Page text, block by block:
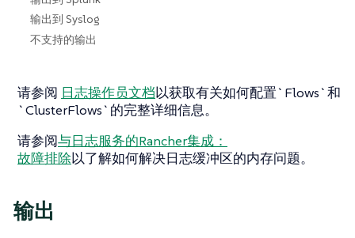
输出到 Syslog
不支持的输出
请参阅 日志操作员文档以获取有关如何配置`Flows`和
`ClusterFlows`的完整详细信息。
请参阅与日志服务的Rancher集成：
故障排除以了解如何解决日志缓冲区的内存问题。
输出